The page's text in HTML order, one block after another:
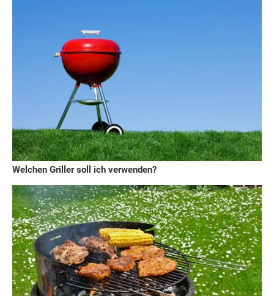
Welchen Griller soll ich verwenden?